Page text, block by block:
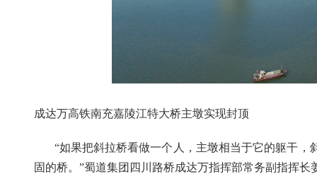
成达万高铁南充嘉陵江特大桥主墩实现封顶
“如果把斜拉桥看做一个人，主墩相当于它的躯干，
固的桥。”蜀道集团四川路桥成达万指挥部常务副指挥